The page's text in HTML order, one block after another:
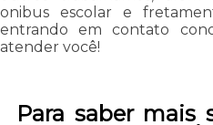
onibus escolar e
entrando em contato
atender você!
Para saber mais